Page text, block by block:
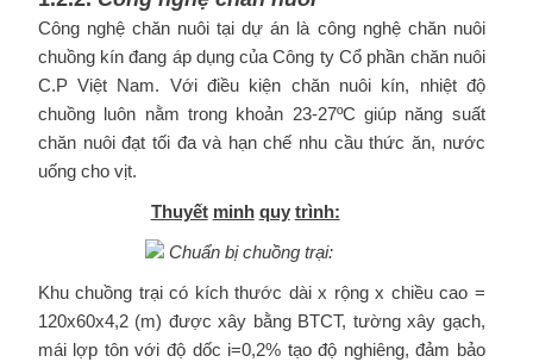
Công nghệ chăn nuôi tại dự án là công nghệ chăn nuôi
chuồng kín đang áp dụng của Công ty Cổ phần chăn nuôi
C.P Việt Nam. Với điều kiện chăn nuôi kín, nhiệt độ
chuồng luôn nằm trong khoản 23-27ºC giúp năng suất
chăn nuôi đạt tối đa và hạn chế nhu cầu thức ăn, nước
uống cho vịt.
Thuyết minh quy trình:
Chuẩn bị chuồng trại:
Khu chuồng trại có kích thước dài x rộng x chiều cao =
120x60x4,2 (m) được xây bằng BTCT, tường xây gạch,
mái lợp tôn với độ dốc i=0,2% tạo độ nghiêng, đảm bảo